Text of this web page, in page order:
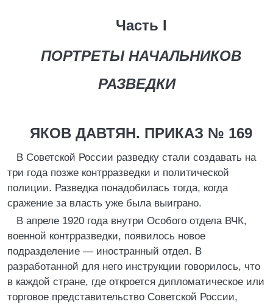
Часть I
ПОРТРЕТЫ НАЧАЛЬНИКОВ
РАЗВЕДКИ
ЯКОВ ДАВТЯН. ПРИКАЗ № 169
В Советской России разведку стали создавать на
три года позже контрразведки и политической
полиции. Разведка понадобилась тогда, когда
сражение за власть уже была выиграно.
В апреле 1920 года внутри Особого отдела ВЧК,
военной контрразведки, появилось новое
подразделение — иностранный отдел. В
разработанной для него инструкции говорилось, что
в каждой стране, где откроется дипломатическое или
торговое представительство Советской России,